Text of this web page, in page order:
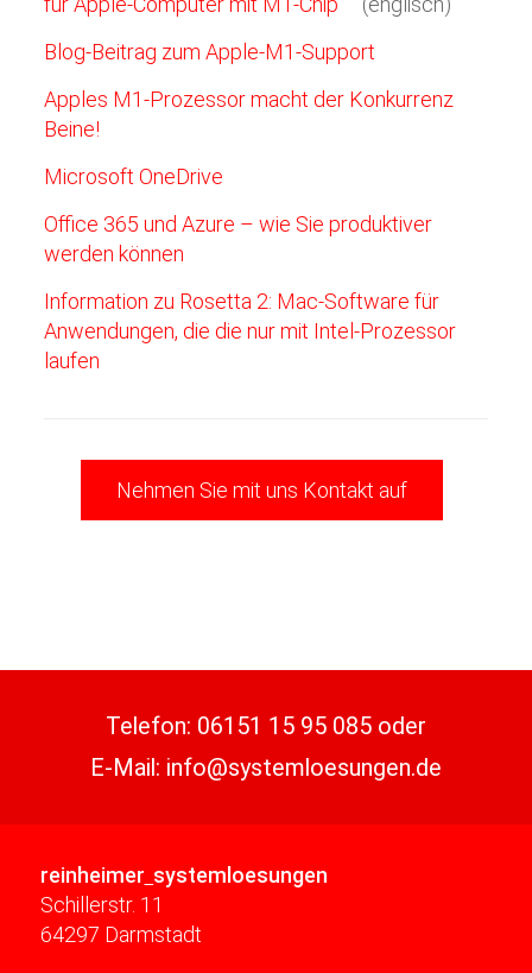
Blog-Beitrag zum Apple-M1-Support
Apples M1-Prozessor macht der Konkurrenz
Beine!
Microsoft OneDrive
Office 365 und Azure – wie Sie produktiver
werden können
Information zu Rosetta 2: Mac-Software für
Anwendungen, die die nur mit Intel-Prozessor
laufen
Nehmen Sie mit uns Kontakt auf
Telefon: 06151 15 95 085 oder
E-Mail: info@systemloesungen.de
reinheimer systemloesungen
Schillerstr. 11
64297 Darmstadt